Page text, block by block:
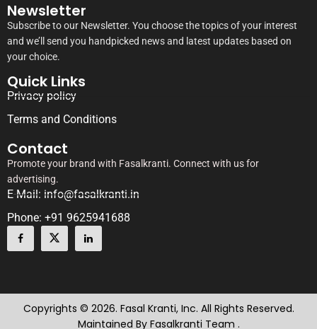
Newsletter
Subscribe to our Newsletter. You choose the topics of your interest
and we’ll send you handpicked news and latest updates based on
your choice.
Quick Links
Privacy policy
Terms and Conditions
Contact
Promote your brand with Fasalkranti. Connect with us for
advertising.
E-Mail: info@fasalkranti.in
Phone: +91 9625941688
Copyrights © 2026. Fasal Kranti, Inc. All Rights Reserved.
Maintained By Fasalkranti Team .